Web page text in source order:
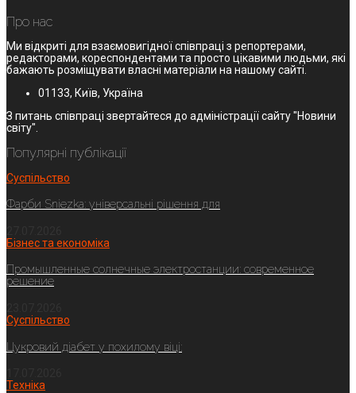
Про нас
Ми відкриті для взаємовигідної співпраці з репортерами,
редакторами, кореспондентами та просто цікавими людьми, які
бажають розміщувати власні матеріали на нашому сайті.
01133, Київ, Україна
З питань співпраці звертайтеся до адміністрації сайту "Новини
світу".
Популярні публікації
Суспільство
Фарби Sniezka: універсальні рішення для
Бізнес та економіка
Промышленные солнечные электростанции: современное
решение
Суспільство
Цукровий діабет у похилому віці:
Техніка